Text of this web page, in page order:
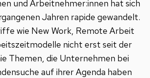
und Arbeitnehmer:innen hat sich
Jahren rapide gewandelt.
wie New Work, Remote Arbeit
nicht erst seit der
Themen, die Unternehmen bei
auf ihrer Agenda haben